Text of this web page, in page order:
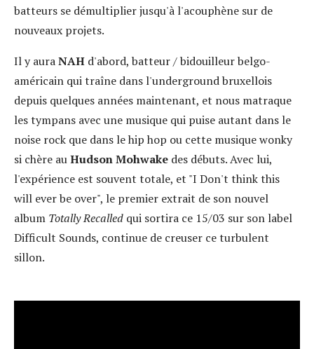
batteurs se démultiplier jusqu'à l'acouphène sur de
nouveaux projets.
Il y auraNAH d'abord, batteur / bidouilleur belgo-
américain qui traîne dans l'underground bruxellois
depuis quelques années maintenant, et nous matraque
les tympans avec une musique qui puise autant dans le
noise rock que dans le hip hop ou cette musique wonky
si chère auHudson Mohwake des débuts. Avec lui,
l'expérience est souvent totale, et "I Don't think this
will ever be over", le premier extrait de son nouvel
album Totally Recalled qui sortira ce 15/03 sur son label
Difficult Sounds, continue de creuser ce turbulent
sillon.